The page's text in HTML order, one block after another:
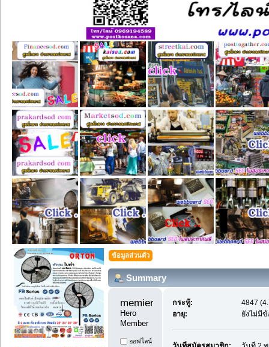
ข้อมูลส่วนตัว
Summary
memieray1
Hero
Member
ออฟไลน์
กระทู้:
4847
อายุ:
ยังไม่มี